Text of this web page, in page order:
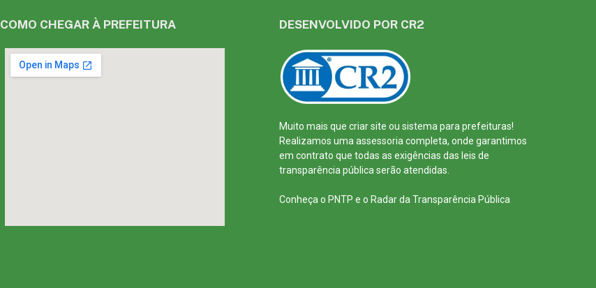
COMO CHEGAR À PREFEITURA DESENVOLVIDO POR CR2
Muito mais que criar site ou sistema para prefeituras!
Realizamos uma assessoria completa, onde garantimos
em contrato que todas as exigências das leis de
transparência pública serão atendidas.
Conheça o PNTP e o Radar da Transparência Pública